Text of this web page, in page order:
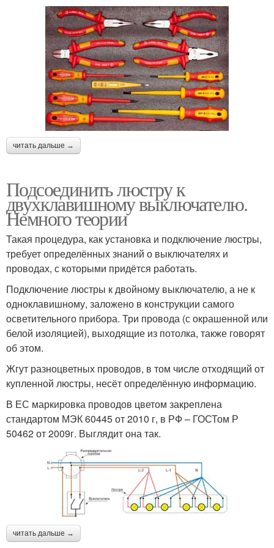
читать дальше →
Подсоединить люстру к
двухклавишному выключателю.
Немного теории
Такая процедура, как установка и подключение люстры,
требует определённых знаний о выключателях и
проводах, с которыми придётся работать.
Подключение люстры к двойному выключателю, а не к
одноклавишному, заложено в конструкции самого
осветительного прибора. Три провода (с окрашенной или
белой изоляцией), выходящие из потолка, также говорят
об этом.
Жгут разноцветных проводов, в том числе отходящий от
купленной люстры, несёт определённую информацию.
В ЕС маркировка проводов цветом закреплена
стандартом МЭК 60445 от 2010 г, в РФ – ГОСТом Р
50462 от 2009г. Выглядит она так.
читать дальше →